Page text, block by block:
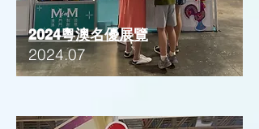
2024粵澳名優展覽
2024.07